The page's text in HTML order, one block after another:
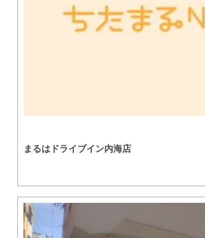
まるはドライブイン内海店